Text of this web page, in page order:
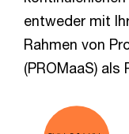
entweder mit
Rahmen von
(PROMaaS)